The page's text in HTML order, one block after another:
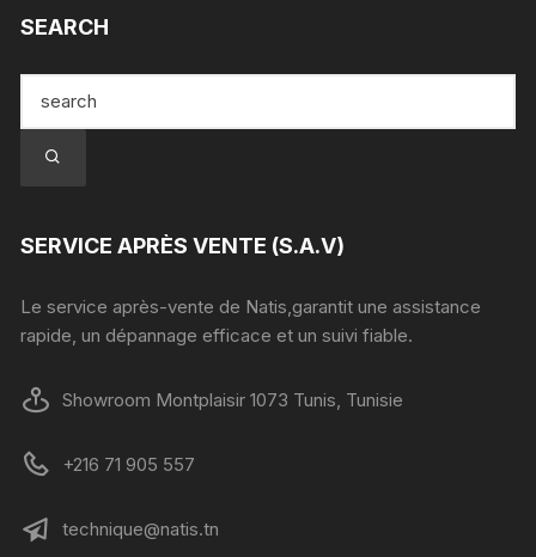
SEARCH
SERVICE APRÈS VENTE (S.A.V)
Le service après-vente de Natis,garantit une assistance
rapide, un dépannage efficace et un suivi fiable.
Showroom Montplaisir 1073 Tunis, Tunisie
+216 71 905 557
technique@natis.tn